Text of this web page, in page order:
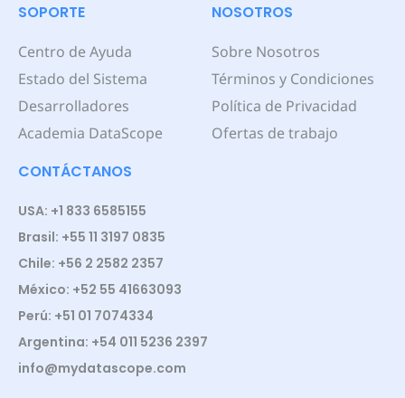
SOPORTE
Centro de Ayuda
Estado del Sistema
Desarrolladores
Academia DataScope
NOSOTROS
Sobre Nosotros
Términos y Condiciones
Política de Privacidad
Ofertas de trabajo
CONTÁCTANOS
USA: +1 833 6585155
Brasil: +55 11 3197 0835
Chile: +56 2 2582 2357
México: +52 55 41663093
Perú: +51 01 7074334
Argentina: +54 011 5236 2397
info@mydatascope.com